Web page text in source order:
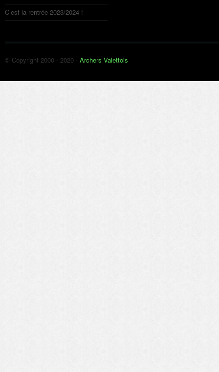
C’est la rentrée 2023/2024 !
© Copyright 2000 - 2020 - Archers Valettois